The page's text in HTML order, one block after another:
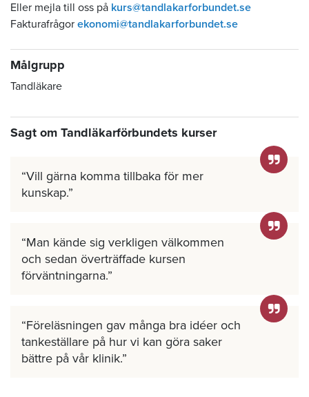
Eller mejla till oss på kurs@tandlakarforbundet.se
Fakturafrågor ekonomi@tandlakarforbundet.se
Målgrupp
Tandläkare
Sagt om Tandläkarförbundets kurser
Vill gärna komma tillbaka för mer
kunskap.
Man kände sig verkligen välkommen
och sedan överträffade kursen
förväntningarna.
Föreläsningen gav många bra idéer och
tankeställare på hur vi kan göra saker
bättre på vår klinik.